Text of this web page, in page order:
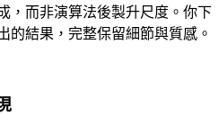
，而非演算法後製升尺度。你下
的結果，完整保留細節與質感。